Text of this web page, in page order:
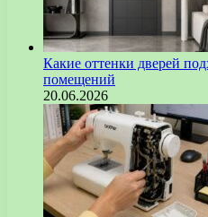
Какие оттенки дверей
помещений
20.06.2026